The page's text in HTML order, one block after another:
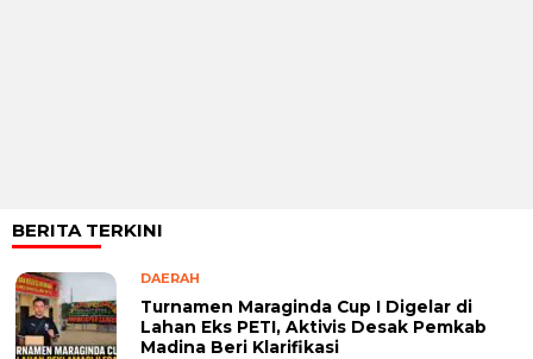
BERITA TERKINI
DAERAH
Turnamen Maraginda Cup I Digelar di
Lahan Eks PETI, Aktivis Desak Pemkab
Madina Beri Klarifikasi